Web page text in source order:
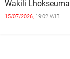
Wakili
15/07/2026, 19:02 WIB